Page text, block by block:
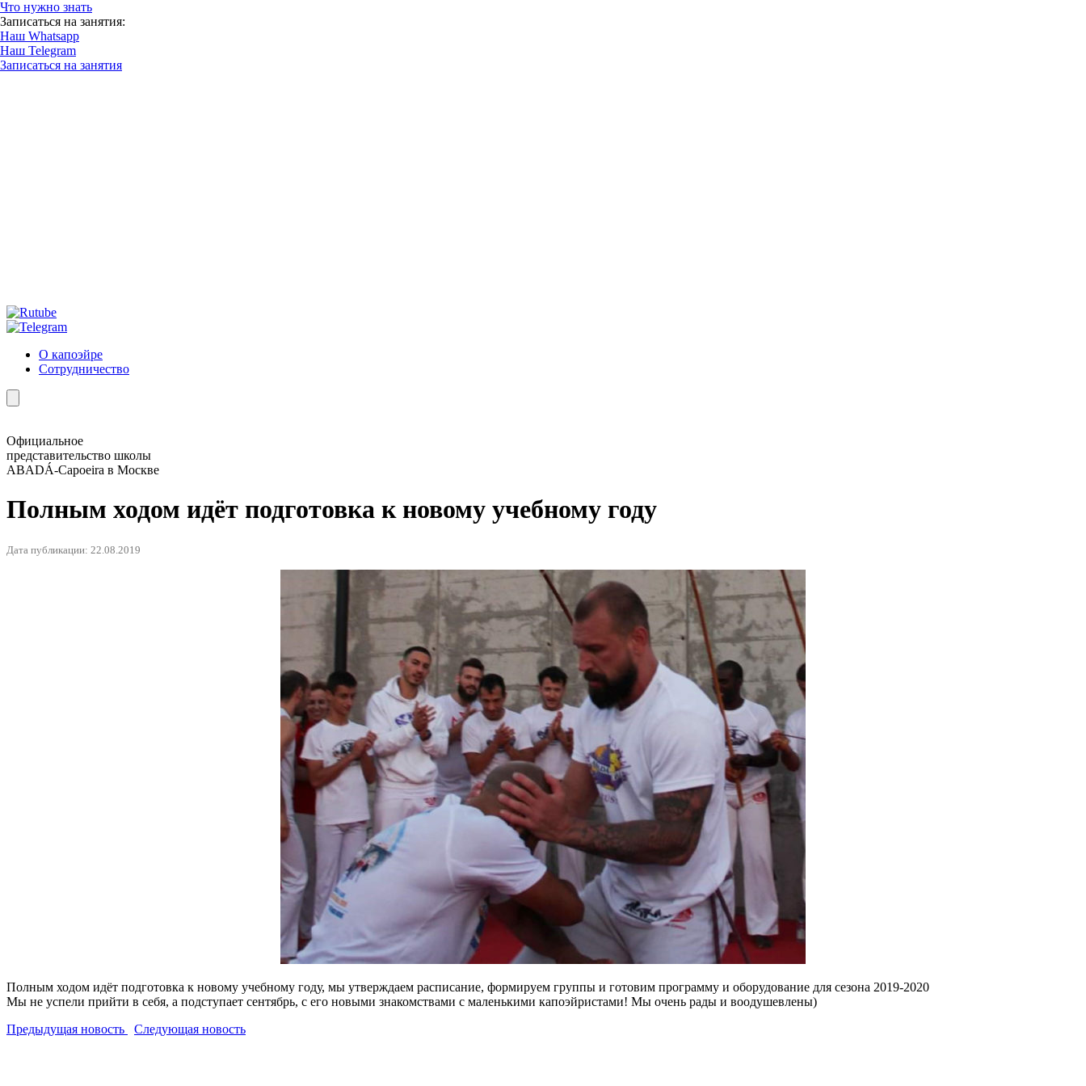
Что нужно знать
Записаться на занятия:
Наш Whatsapp
Наш Telegram
Записаться на занятия
О капоэйре
Сотрудничество
Официальное
представительство школы
ABADÁ-Capoeira в Москве
Полным ходом идёт подготовка к новому учебному году
Дата публикации: 22.08.2019
Полным ходом идёт подготовка к новому учебному году, мы утверждаем расписание, формируем группы и готовим программу и оборудование для сезона 2019-2020
Мы не успели прийти в себя, а подступает сентябрь, с его новыми знакомствами с маленькими капоэйристами! Мы очень рады и воодушевлены)
Предыдущая новость
Следующая новость